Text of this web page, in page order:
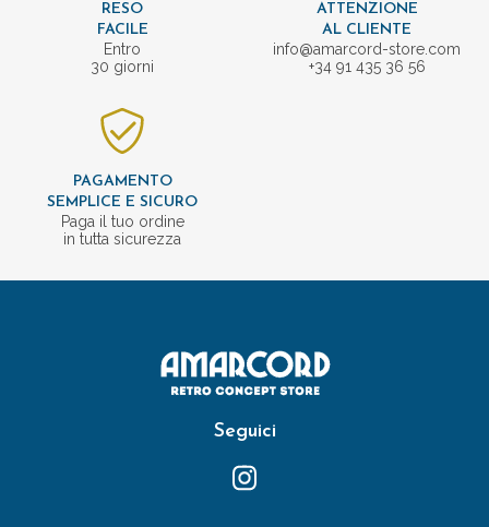
RESO
FACILE
Entro
30 giorni
ATTENZIONE
AL CLIENTE
info@amarcord-store.com
+34 91 435 36 56
PAGAMENTO
SEMPLICE E SICURO
Paga il tuo ordine
in tutta sicurezza
Seguici